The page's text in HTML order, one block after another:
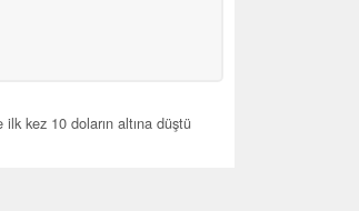
kez 10 doların altına düştü